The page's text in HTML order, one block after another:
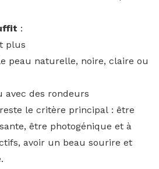
:
plus
naturelle, noire, claire ou
des rondeurs
le critère principal : être
être photogénique et à
avoir un beau sourire et